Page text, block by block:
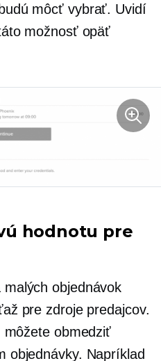
môcť vybrať. Uvidí
možnosť opäť
hodnotu pre
objednávok
pre zdroje predajcov.
môžete obmedziť
objednávky. Napríklad